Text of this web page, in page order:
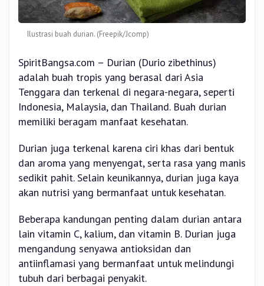
Ilustrasi buah durian. (Freepik/Jcomp)
SpiritBangsa.com – Durian (Durio zibethinus)
adalah buah tropis yang berasal dari Asia
Tenggara dan terkenal di negara-negara, seperti
Indonesia, Malaysia, dan Thailand. Buah durian
memiliki beragam manfaat kesehatan.
Durian juga terkenal karena ciri khas dari bentuk
dan aroma yang menyengat, serta rasa yang manis
sedikit pahit. Selain keunikannya, durian juga kaya
akan nutrisi yang bermanfaat untuk kesehatan.
Beberapa kandungan penting dalam durian antara
lain vitamin C, kalium, dan vitamin B. Durian juga
mengandung senyawa antioksidan dan
antiinflamasi yang bermanfaat untuk melindungi
tubuh dari berbagai penyakit.